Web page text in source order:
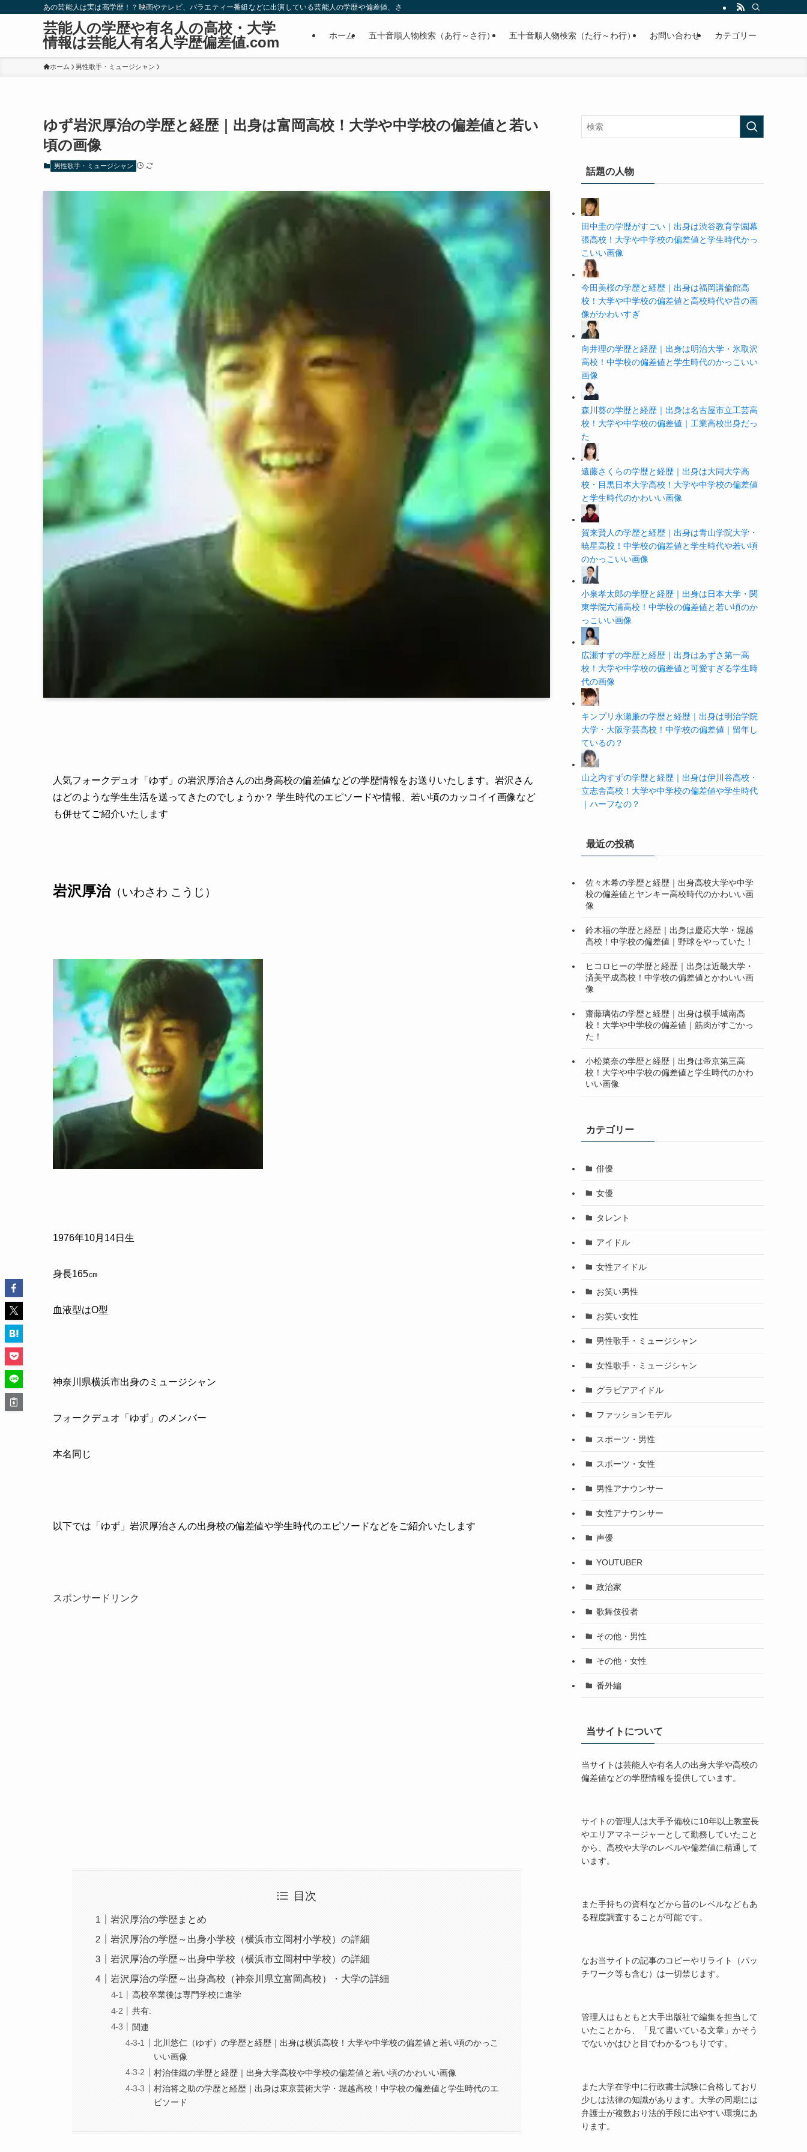
あの芸能人は実は高学歴！？映画やテレビ、バラエティー番組などに出演している芸能人の学歴や偏差値、さらに政治家やスポーツ選手などの有名人の学歴や高校・大学の偏差値まで紹介していきます。
芸能人の学歴や有名人の高校・大学
情報は芸能人有名人学歴偏差値.com
ホーム 五十音順人物検索（あ行～さ行） 五十音順人物検索（た行～わ行） お問い合わせ カテゴリー
ホーム 男性歌手・ミュージシャン
ゆず岩沢厚治の学歴と経歴｜出身は富岡高校！大学や中学校の偏差値と若い
頃の画像
男性歌手・ミュージシャン
人気フォークデュオ「ゆず」の岩沢厚治さんの出身高校の偏差値などの学歴情報をお送りいたします。岩沢さん
はどのような学生生活を送ってきたのでしょうか？ 学生時代のエピソードや情報、若い頃のカッコイイ画像など
も併せてご紹介いたします
岩沢厚治（いわさわ こうじ）
1976年10月14日生
身長165㎝
血液型はO型
神奈川県横浜市出身のミュージシャン
フォークデュオ「ゆず」のメンバー
本名同じ
以下では「ゆず」岩沢厚治さんの出身校の偏差値や学生時代のエピソードなどをご紹介いたします
スポンサードリンク
目次
岩沢厚治の学歴まとめ
岩沢厚治の学歴～出身小学校（横浜市立岡村小学校）の詳細
岩沢厚治の学歴～出身中学校（横浜市立岡村中学校）の詳細
岩沢厚治の学歴～出身高校（神奈川県立富岡高校）・大学の詳細
高校卒業後は専門学校に進学
共有:
関連
北川悠仁（ゆず）の学歴と経歴｜出身は横浜高校！大学や中学校の偏差値と若い頃のかっこ
いい画像
村治佳織の学歴と経歴｜出身大学高校や中学校の偏差値と若い頃のかわいい画像
村治将之助の学歴と経歴｜出身は東京芸術大学・堀越高校！中学校の偏差値と学生時代のエ
ピソード
話題の人物
田中圭の学歴がすごい｜出身は渋谷教育学園幕
張高校！大学や中学校の偏差値と学生時代かっ
こいい画像
今田美桜の学歴と経歴｜出身は福岡講倫館高
校！大学や中学校の偏差値と高校時代や昔の画
像がかわいすぎ
向井理の学歴と経歴｜出身は明治大学・氷取沢
高校！中学校の偏差値と学生時代のかっこいい
画像
森川葵の学歴と経歴｜出身は名古屋市立工芸高
校！大学や中学校の偏差値｜工業高校出身だっ
た
遠藤さくらの学歴と経歴｜出身は大同大学高
校・目黒日本大学高校！大学や中学校の偏差値
と学生時代のかわいい画像
賀来賢人の学歴と経歴｜出身は青山学院大学・
暁星高校！中学校の偏差値と学生時代や若い頃
のかっこいい画像
小泉孝太郎の学歴と経歴｜出身は日本大学・関
東学院六浦高校！中学校の偏差値と若い頃のか
っこいい画像
広瀬すずの学歴と経歴｜出身はあずさ第一高
校！大学や中学校の偏差値と可愛すぎる学生時
代の画像
キンプリ永瀬廉の学歴と経歴｜出身は明治学院
大学・大阪学芸高校！中学校の偏差値｜留年し
ているの？
山之内すずの学歴と経歴｜出身は伊川谷高校・
立志舎高校！大学や中学校の偏差値や学生時代
｜ハーフなの？
最近の投稿
佐々木希の学歴と経歴｜出身高校大学や中学
校の偏差値とヤンキー高校時代のかわいい画
像
鈴木福の学歴と経歴｜出身は慶応大学・堀越
高校！中学校の偏差値｜野球をやっていた！
ヒコロヒーの学歴と経歴｜出身は近畿大学・
済美平成高校！中学校の偏差値とかわいい画
像
齋藤璃佑の学歴と経歴｜出身は横手城南高
校！大学や中学校の偏差値｜筋肉がすごかっ
た！
小松菜奈の学歴と経歴｜出身は帝京第三高
校！大学や中学校の偏差値と学生時代のかわ
いい画像
カテゴリー
俳優
女優
タレント
アイドル
女性アイドル
お笑い男性
お笑い女性
男性歌手・ミュージシャン
女性歌手・ミュージシャン
グラビアアイドル
ファッションモデル
スポーツ・男性
スポーツ・女性
男性アナウンサー
女性アナウンサー
声優
YOUTUBER
政治家
歌舞伎役者
その他・男性
その他・女性
番外編
当サイトについて
当サイトは芸能人や有名人の出身大学や高校の
偏差値などの学歴情報を提供しています。
サイトの管理人は大手予備校に10年以上教室長
やエリアマネージャーとして勤務していたこと
から、高校や大学のレベルや偏差値に精通して
います。
また手持ちの資料などから昔のレベルなどもあ
る程度調査することが可能です。
なお当サイトの記事のコピーやリライト（パッ
チワーク等も含む）は一切禁じます。
管理人はもともと大手出版社で編集を担当して
いたことから、「見て書いている文章」かそう
でないかはひと目でわかるつもりです。
また大学在学中に行政書士試験に合格しており
少しは法律の知識があります。大学の同期には
弁護士が複数おり法的手段に出やすい環境にあ
ります。